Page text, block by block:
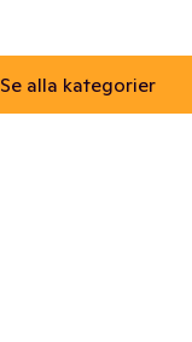
Se alla kategorier